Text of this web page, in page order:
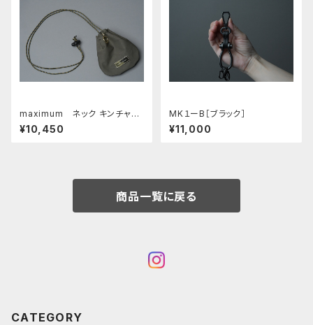
maximum ネック キンチャ
ク □オリーブ・ゴールド□
¥10,450
MK１ーB［ブラック］
¥11,000
商品一覧に戻る
CATEGORY